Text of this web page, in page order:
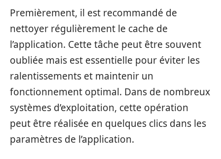
Premièrement, il est recommandé de
nettoyer régulièrement le cache de
l’application. Cette tâche peut être souvent
oubliée mais est essentielle pour éviter les
ralentissements et maintenir un
fonctionnement optimal. Dans de nombreux
systèmes d’exploitation, cette opération
peut être réalisée en quelques clics dans les
paramètres de l’application.